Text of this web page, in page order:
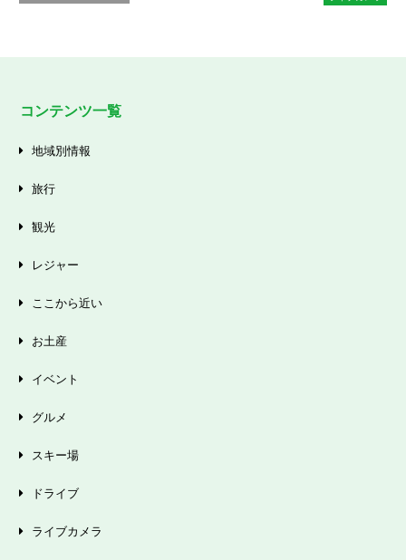
コンテンツ一覧
地域別情報
旅行
観光
レジャー
ここから近い
お土産
イベント
グルメ
スキー場
ドライブ
ライブカメラ